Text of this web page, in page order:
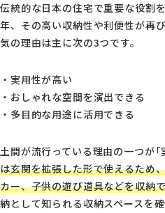
伝統的な日本の住宅で重要な役割
年、その高い収納性や利便性が再
気の理由は主に次の3つです。
・実用性が高い
・おしゃれな空間を演出できる
・多目的な用途に活用できる
土間が流行っている理由の一つが「
は玄関を拡張した形で使えるため
カー、子供の遊び道具などを収納
納として知られる収納スペースを